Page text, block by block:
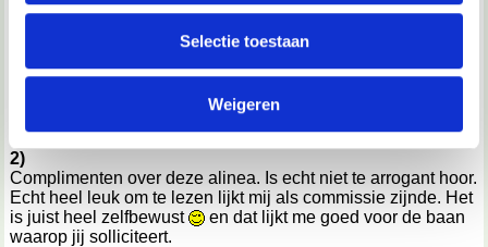
partners kunnen deze gegevens combineren met andere
informatie die je aan ze hebt verstrekt of die ze hebben
verzameld op basis van jouw gebruik van hun services.
kunnen ontvangen en verwerken.
Selectie toestaan
Weigeren
Bijlage: curriculum vitae
Ter verduidelijking: De bijlage staat altijd onder de naam.
2)
Complimenten over deze alinea. Is echt niet te arrogant hoor.
Echt heel leuk om te lezen lijkt mij als commissie zijnde. Het
is juist heel zelfbewust
en dat lijkt me goed voor de baan
waarop jij solliciteert.